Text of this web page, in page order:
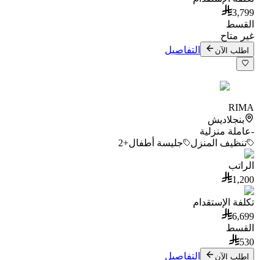
3,799
القسط
غير متاح
اطلب الآن التفاصيل
RIMA
بنجلاديش
-عاملة منزلية
تنظيف المنزل
جليسة أطفال+2
الراتب
1,200
تكلفة الإستقدام
6,699
القسط
530
اطلب الآن التفاصيل